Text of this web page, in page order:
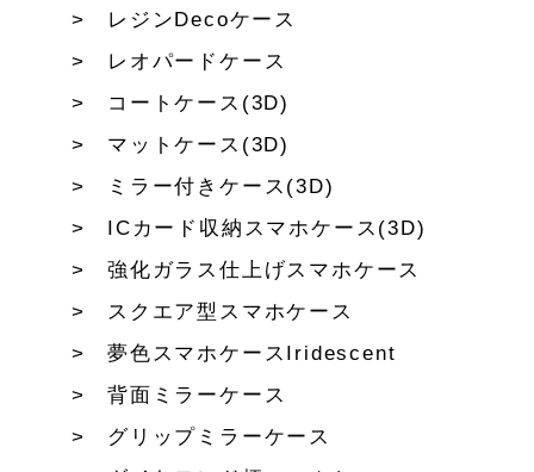
レジンDecoケース
レオパードケース
コートケース(3D)
マットケース(3D)
ミラー付きケース(3D)
ICカード収納スマホケース(3D)
強化ガラス仕上げスマホケース
スクエア型スマホケース
夢色スマホケースIridescent
背面ミラーケース
グリップミラーケース